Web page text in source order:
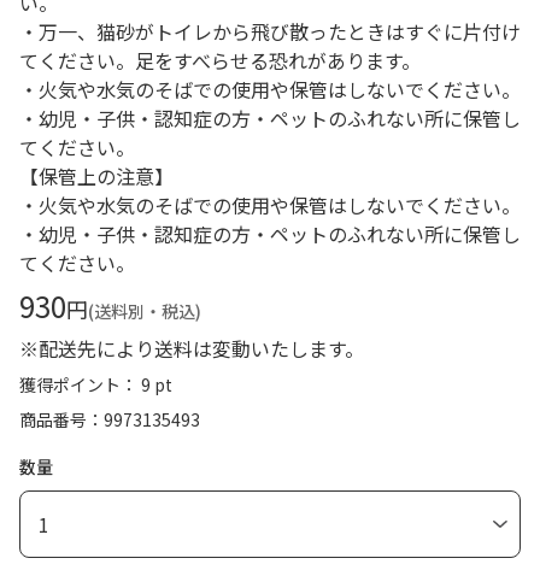
・万一、猫砂がトイレから飛び散ったときはすぐに片付け
てください。足をすべらせる恐れがあります。
・火気や水気のそばでの使用や保管はしないでください。
・幼児・子供・認知症の方・ペットのふれない所に保管し
てください。
【保管上の注意】
・火気や水気のそばでの使用や保管はしないでください。
・幼児・子供・認知症の方・ペットのふれない所に保管し
てください。
930円(送料別・税込)
※配送先により送料は変動いたします。
獲得ポイント： 9 pt
商品番号
9973135493
数量
1